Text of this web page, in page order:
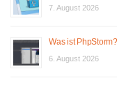
7. August 2026
Was ist
6. August 2026